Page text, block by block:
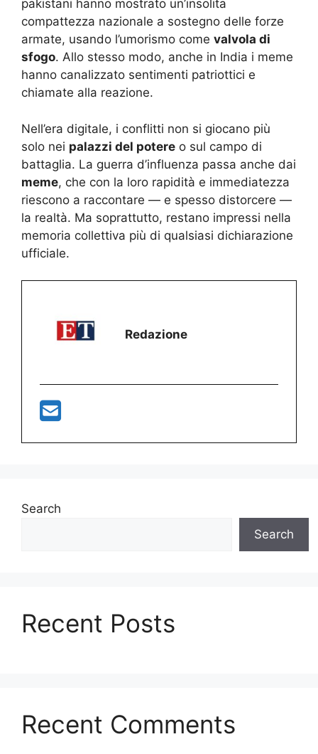
pakistani hanno mostrato un’insolita
compattezza nazionale a sostegno delle forze
armate, usando l’umorismo come valvola di
sfogo. Allo stesso modo, anche in India i meme
hanno canalizzato sentimenti patriottici e
chiamate alla reazione.
Nell’era digitale, i conflitti non si giocano più
solo nei palazzi del potere o sul campo di
battaglia. La guerra d’influenza passa anche dai
meme, che con la loro rapidità e immediatezza
riescono a raccontare — e spesso distorcere —
la realtà. Ma soprattutto, restano impressi nella
memoria collettiva più di qualsiasi dichiarazione
ufficiale.
Redazione
Search
Search
Recent Posts
Recent Comments